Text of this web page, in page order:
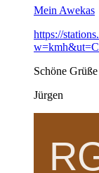
Mein Awekas
https://
Schöne
Jürgen